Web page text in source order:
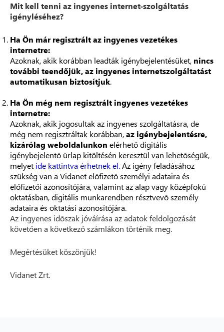
Mit kell tenni az ingyenes internet-szolgáltatás
igényléséhez?
Ha Ön már regisztrált az ingyenes vezetékes
internetre:
Azoknak, akik korábban leadták igénybejelentésüket, nincs
további teendőjük, az ingyenes internetszolgáltatást
automatikusan biztosítjuk.
Ha Ön még nem regisztrált ingyenes vezetékes
internetre:
Azoknak, akik jogosultak az ingyenes szolgáltatásra, de
még nem regisztráltak korábban,az igénybejelentésre,
kizárólag weboldalunkon elérhető digitális
igénybejelentő űrlap kitöltésén keresztül van lehetőségük,
melyet ide kattintva érhetnek el.Az igény feladásához
szükség van a Vidanet előfizető személyi adataira és
előfizetői azonosítójára, valamint az alap vagy középfokú
oktatásban, digitális munkarendben résztvevő személy
adataira és oktatási azonosítójára.
Az ingyenes időszak jóváírása az adatok feldolgozását
követően a következő számlákon történik meg.
Megértésüket köszönjük!
Vidanet Zrt.